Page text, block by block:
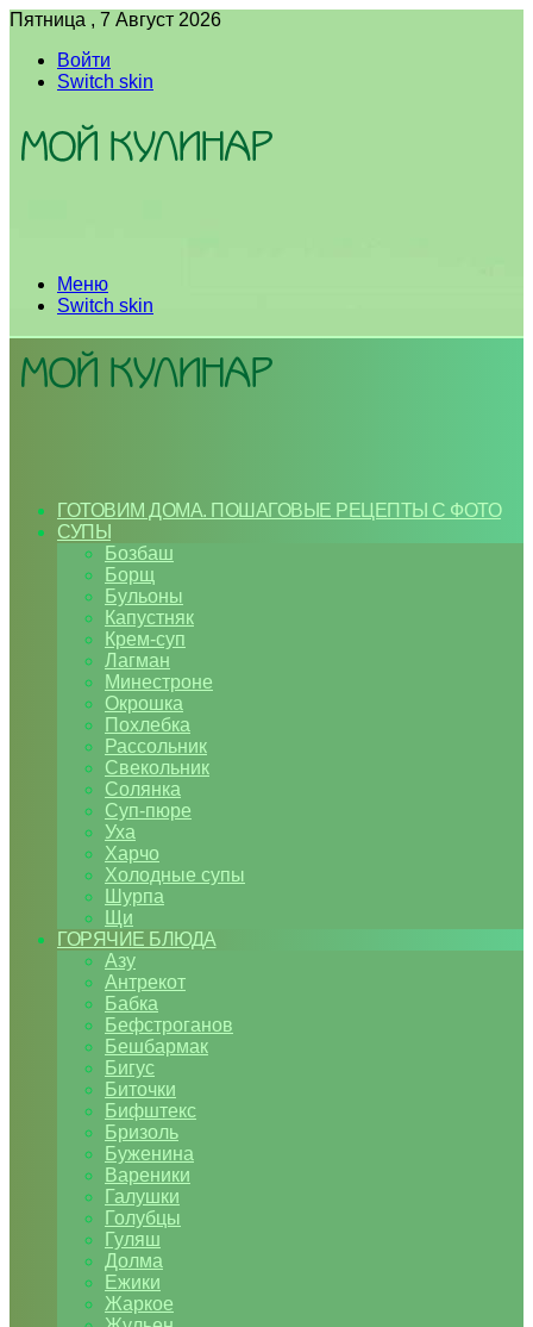
Пятница , 7 Август 2026
Войти
Switch skin
Меню
Switch skin
ГОТОВИМ ДОМА. ПОШАГОВЫЕ РЕЦЕПТЫ С ФОТО
СУПЫ
Бозбаш
Борщ
Бульоны
Капустняк
Крем-суп
Лагман
Минестроне
Окрошка
Похлебка
Рассольник
Свекольник
Солянка
Суп-пюре
Уха
Харчо
Холодные супы
Шурпа
Щи
ГОРЯЧИЕ БЛЮДА
Азу
Антрекот
Бабка
Бефстроганов
Бешбармак
Бигус
Биточки
Бифштекс
Бризоль
Буженина
Вареники
Галушки
Голубцы
Гуляш
Долма
Ежики
Жаркое